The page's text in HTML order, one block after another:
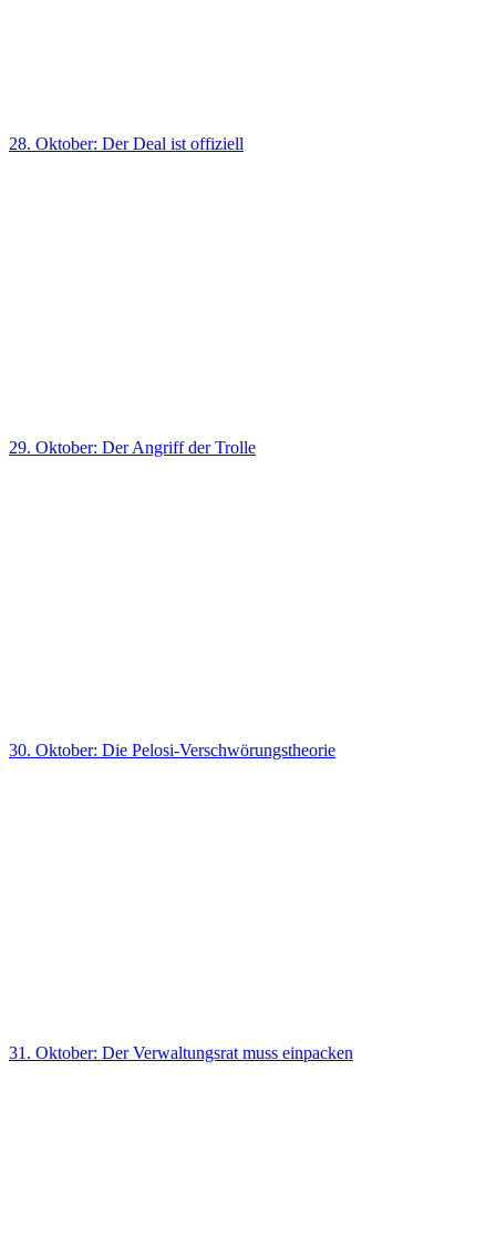
28. Oktober: Der Deal ist offiziell
29. Oktober: Der Angriff der Trolle
30. Oktober: Die Pelosi-Verschwörungstheorie
31. Oktober: Der Verwaltungsrat muss einpacken